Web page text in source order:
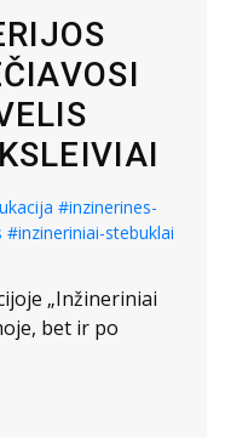
#inzinerines-
#inzineriniai-stebuklai
„Inžineriniai
bet ir po